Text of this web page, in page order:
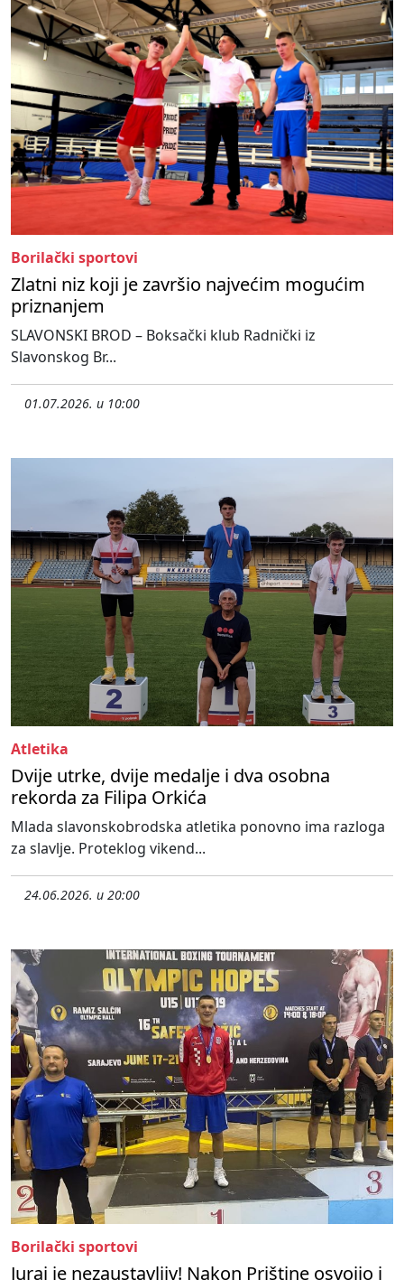
Borilački sportovi
Zlatni niz koji je završio najvećim mogućim
priznanjem
SLAVONSKI BROD – Boksački klub Radnički iz
Slavonskog Br...
01.07.2026. u 10:00
Atletika
Dvije utrke, dvije medalje i dva osobna
rekorda za Filipa Orkića
Mlada slavonskobrodska atletika ponovno ima razloga
za slavlje. Proteklog vikend...
24.06.2026. u 20:00
Borilački sportovi
Juraj je nezaustavljiv! Nakon Prištine osvojio i